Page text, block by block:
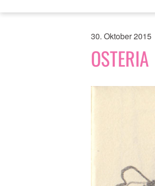
30. Oktober 2015
OSTERIA